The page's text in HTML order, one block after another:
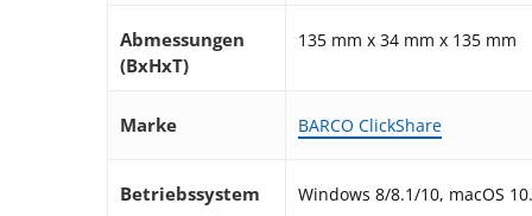
Abmessungen
(BxHxT)
135 mm x 34 mm x 135 mm
Marke BARCO ClickShare
Betriebssystem Windows 8/8.1/10, macOS